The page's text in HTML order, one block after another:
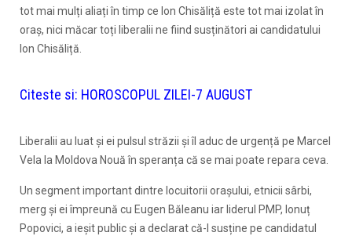
tot mai mulți aliați în timp ce Ion Chisăliță este tot mai izolat în
oraș, nici măcar toți liberalii ne fiind susținători ai candidatului
Ion Chisăliță.
Citeste si: HOROSCOPUL ZILEI-7 AUGUST
Liberalii au luat și ei pulsul străzii și îl aduc de urgență pe Marcel
Vela la Moldova Nouă în speranța că se mai poate repara ceva.
Un segment important dintre locuitorii orașului, etnicii sârbi,
merg și ei împreună cu Eugen Băleanu iar liderul PMP, Ionuț
Popovici, a ieșit public și a declarat că-l susține pe candidatul